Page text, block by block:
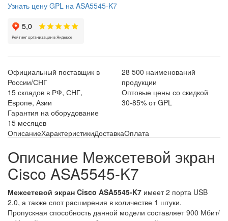
Узнать цену GPL на ASA5545-K7
Официальный поставщик в
России/СНГ
28 500 наименований
продукции
15 складов в РФ, СНГ,
Европе, Азии
Оптовые цены со скидкой
30-85% от GPL
Гарантия на оборудование
15 месяцев
ОписаниеХарактеристикиДоставкаОплата
Описание Межсетевой экран
Cisco ASA5545-K7
Межсетевой экран Cisco ASA5545-K7 имеет 2 порта USB
2.0, а также слот расширения в количестве 1 штуки.
Пропускная способность данной модели составляет 900 Мбит/